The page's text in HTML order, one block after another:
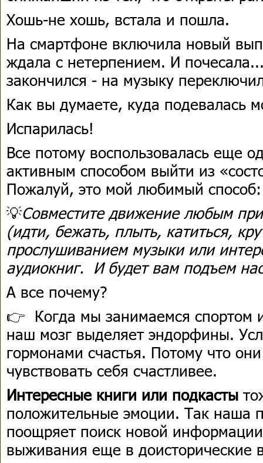
Хошь-не хошь, встала и пошла.
На смартфоне включила новый
ждала с нетерпением. И
закончился - на музыку
Как вы думаете, куда подевалась
Испарилась!
Все потому воспользовалась еще
активным способом выйти из
Пожалуй, это мой любимый способ:
💡Совместите движение любым
(идти, бежать, плыть, катиться,
прослушиванием музыки или
аудиокниг. И будет вам подъем
А все почему?
👉 Когда мы занимаемся спортом
наш мозг выделяет эндорфины.
гормонами счастья. Потому что
чувствовать себя счастливее.
Интересные книги или подкасты
положительные эмоции. Так наша
поощряет поиск новой
выживания еще в доисторические